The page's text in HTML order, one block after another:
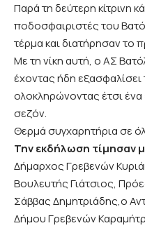
Παρά τη δεύτερη κίτρινη
ποδοσφαιριστές του
τέρμα και διατήρησαν το
Με τη νίκη αυτή, ο ΑΣ
έχοντας ήδη
ολοκληρώνοντας έτσι
σεζόν.
Θερμά συγχαρητήρια σε
Την εκδήλωση τίμησαν
Δήμαρχος Γρεβενών
Βουλευτής Γιάτσιος,
Σάββας Δημητριάδης,ο
Δήμου Γρεβενών